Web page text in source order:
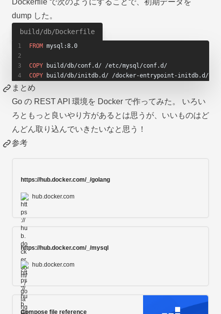
Dockerfile で次のようにすることで、初期データを
dump した。
build/db/Dockerfile
FROM mysql:8.0
COPY build/db/conf.d/ /etc/mysql/conf.d/
COPY build/db/initdb.d/ /docker-entrypoint-initdb.d/
まとめ
Go の REST API 環境を Docker で作ってみた。 いろい
ろともっと良いやり方があるとは思うが、いいものはど
んどん取り込んでいきたいなと思う！
参考
https://hub.docker.com/_/golang
hub.docker.com
https://hub.docker.com/_/mysql
hub.docker.com
Compose file reference